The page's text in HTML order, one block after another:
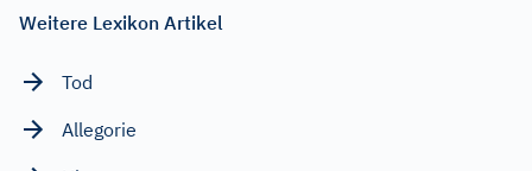
Weitere Lexikon Artikel
Tod
Allegorie